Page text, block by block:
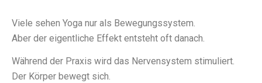
Viele sehen Yoga nur als Bewegungssystem.
Aber der eigentliche Effekt entsteht oft danach.
Während der Praxis wird das Nervensystem stimuliert.
Der Körper bewegt sich.